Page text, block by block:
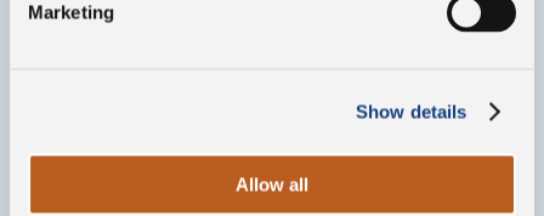
Marketing
Show details
Allow all